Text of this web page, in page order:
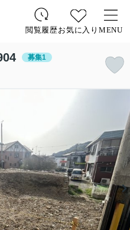
閲覧履歴お気に入り MENU
募集1